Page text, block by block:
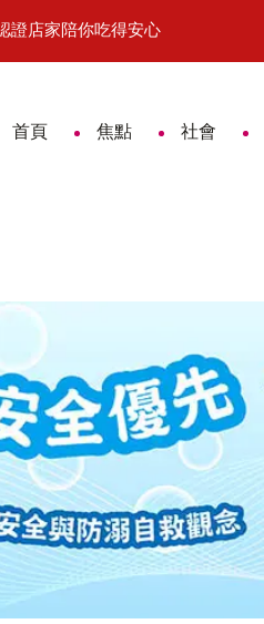
證店家陪你吃得安心
首頁 焦點 社會